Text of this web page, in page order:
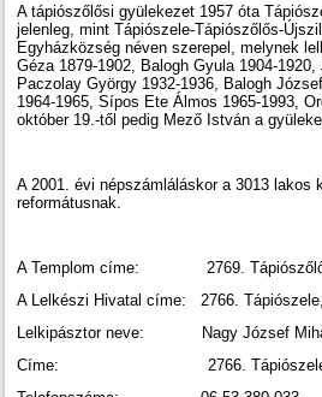
A tápiószőlősi gyülekezet 1957 óta
jelenleg, mint Tápiószele-Tápiószőlős-
Egyházközség néven szerepel, melynek
Géza 1879-1902, Balogh Gyula 1904-1920,
Paczolay György 1932-1936, Balogh
1964-1965, Sípos Ete Álmos 1965-1993,
október 19.-től pedig Mező István a
A 2001. évi népszámláláskor a 3013 lakos
reformátusnak.
A Templom címe: 2769. Tápiószőlős,
A Lelkészi Hivatal címe: 2766.
Lelkipásztor neve: Nagy József
Címe: 2766. Tápiószele,